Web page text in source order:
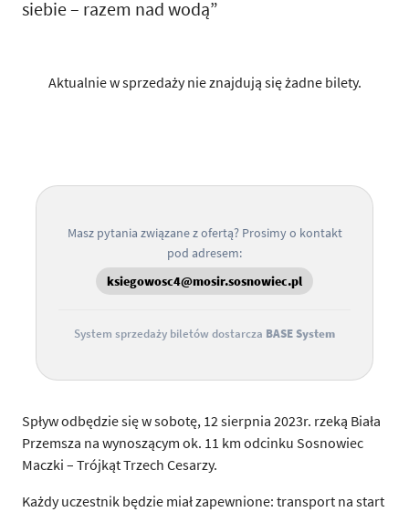
siebie – razem nad wodą”
Aktualnie w sprzedaży nie znajdują się żadne bilety.
Masz pytania związane z ofertą? Prosimy o kontakt
pod adresem:
ksiegowosc4@mosir.sosnowiec.pl
System sprzedaży biletów dostarcza BASE System
Spływ odbędzie się w sobotę, 12 sierpnia 2023r. rzeką Biała
Przemsza na wynoszącym ok. 11 km odcinku Sosnowiec
Maczki – Trójkąt Trzech Cesarzy.
Każdy uczestnik będzie miał zapewnione: transport na start